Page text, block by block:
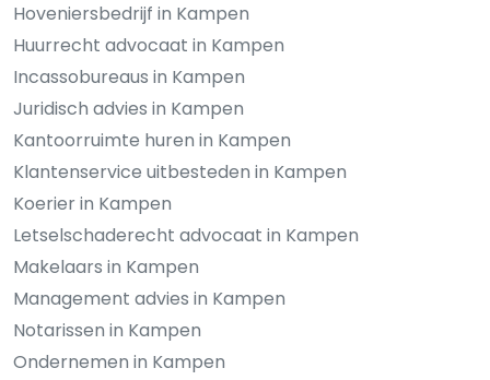
Hoveniersbedrijf in Kampen
Huurrecht advocaat in Kampen
Incassobureaus in Kampen
Juridisch advies in Kampen
Kantoorruimte huren in Kampen
Klantenservice uitbesteden in Kampen
Koerier in Kampen
Letselschaderecht advocaat in Kampen
Makelaars in Kampen
Management advies in Kampen
Notarissen in Kampen
Ondernemen in Kampen